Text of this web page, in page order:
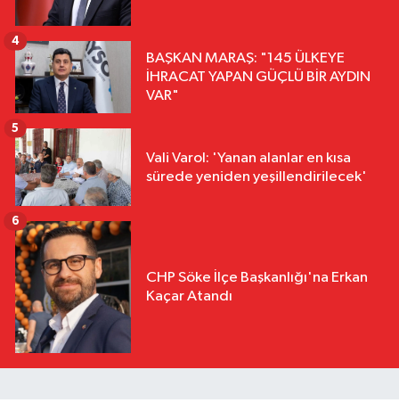
BAŞKAN MARAŞ: "145 ÜLKEYE
İHRACAT YAPAN GÜÇLÜ BİR AYDIN
VAR"
4
Vali Varol: 'Yanan alanlar en kısa
sürede yeniden yeşillendirilecek'
5
CHP Söke İlçe Başkanlığı'na Erkan
Kaçar Atandı
6